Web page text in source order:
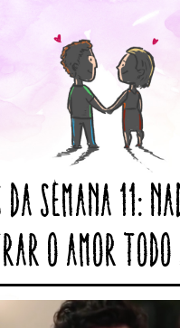
Semana 11:
o amor todo